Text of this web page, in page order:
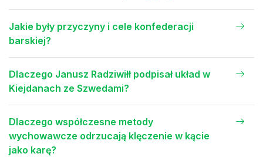
Jakie były przyczyny i cele konfederacji
barskiej?
Dlaczego Janusz Radziwiłł podpisał układ w
Kiejdanach ze Szwedami?
Dlaczego współczesne metody
wychowawcze odrzucają klęczenie w kącie
jako karę?